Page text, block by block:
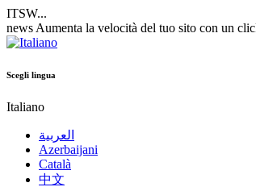
ITSW...
news Aumenta la velocità del tuo sito con un
Scegli lingua
Italiano
العربية
Azerbaijani
Català
中文